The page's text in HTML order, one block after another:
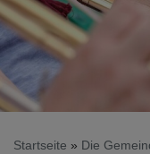
Startseite
Die